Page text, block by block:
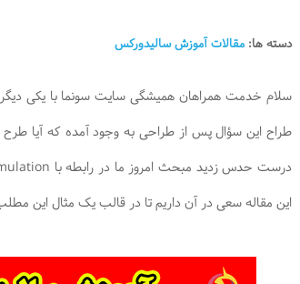
دسته ها: مقالات آموزش سالیدورکس
سلام خدمت همراهان همیشگی سایت سونما با یکی
طراح این سؤال پس از طراحی به وجود آمده که آیا طرح
این مقاله سعی در آن داریم تا در قالب یک مثال این